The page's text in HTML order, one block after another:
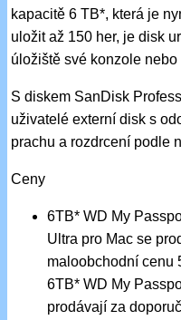
kapacitě 6 TB*, která je
uložit až 150 her, je disk
úložiště své konzole nebo
S diskem SanDisk
uživatelé externí disk s
prachu a rozdrcení podle
Ceny
6TB* WD My
Ultra pro Mac se
maloobchodní cenu
6TB* WD My
prodávají za